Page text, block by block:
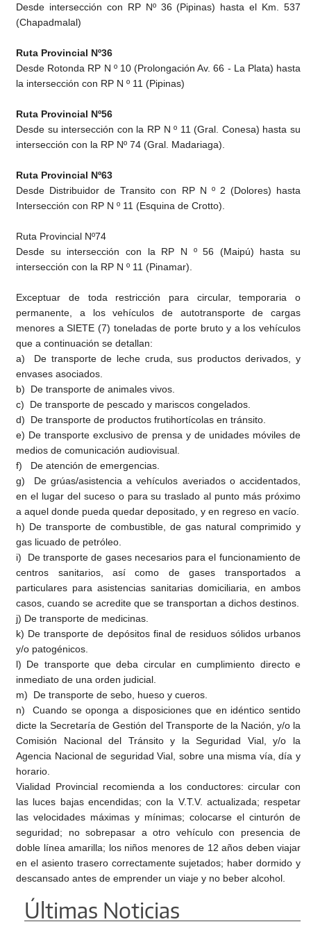
Desde intersección con RP Nº 36 (Pipinas) hasta el Km. 537
(Chapadmalal)
Ruta Provincial Nº36
Desde Rotonda RP N º 10 (Prolongación Av. 66 - La Plata) hasta
la intersección con RP N º 11 (Pipinas)
Ruta Provincial Nº56
Desde su intersección con la RP N º 11 (Gral. Conesa) hasta su
intersección con la RP Nº 74 (Gral. Madariaga).
Ruta Provincial Nº63
Desde Distribuidor de Transito con RP N º 2 (Dolores) hasta
Intersección con RP N º 11 (Esquina de Crotto).
Ruta Provincial Nº74
Desde su intersección con la RP N º 56 (Maipú) hasta su
intersección con la RP N º 11 (Pinamar).
Exceptuar de toda restricción para circular, temporaria o
permanente, a los vehículos de autotransporte de cargas
menores a SIETE (7) toneladas de porte bruto y a los vehículos
que a continuación se detallan:
a) De transporte de leche cruda, sus productos derivados, y
envases asociados.
b) De transporte de animales vivos.
c) De transporte de pescado y mariscos congelados.
d) De transporte de productos frutihortícolas en tránsito.
e) De transporte exclusivo de prensa y de unidades móviles de
medios de comunicación audiovisual.
f) De atención de emergencias.
g) De grúas/asistencia a vehículos averiados o accidentados,
en el lugar del suceso o para su traslado al punto más próximo
a aquel donde pueda quedar depositado, y en regreso en vacío.
h) De transporte de combustible, de gas natural comprimido y
gas licuado de petróleo.
i) De transporte de gases necesarios para el funcionamiento de
centros sanitarios, así como de gases transportados a
particulares para asistencias sanitarias domiciliaria, en ambos
casos, cuando se acredite que se transportan a dichos destinos.
j) De transporte de medicinas.
k) De transporte de depósitos final de residuos sólidos urbanos
y/o patogénicos.
l) De transporte que deba circular en cumplimiento directo e
inmediato de una orden judicial.
m) De transporte de sebo, hueso y cueros.
n) Cuando se oponga a disposiciones que en idéntico sentido
dicte la Secretaría de Gestión del Transporte de la Nación, y/o la
Comisión Nacional del Tránsito y la Seguridad Vial, y/o la
Agencia Nacional de seguridad Vial, sobre una misma vía, día y
horario.
Vialidad Provincial recomienda a los conductores: circular con
las luces bajas encendidas; con la V.T.V. actualizada; respetar
las velocidades máximas y mínimas; colocarse el cinturón de
seguridad; no sobrepasar a otro vehículo con presencia de
doble línea amarilla; los niños menores de 12 años deben viajar
en el asiento trasero correctamente sujetados; haber dormido y
descansado antes de emprender un viaje y no beber alcohol.
Últimas Noticias